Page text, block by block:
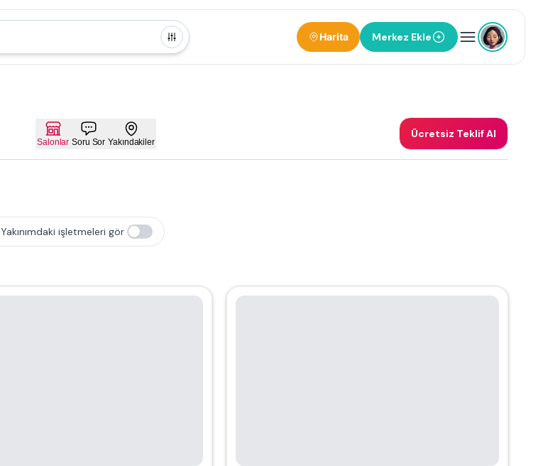
Harita Merkez Ekle
Salonlar Soru Sor Yakındakiler
Ücretsiz Teklif Al
Yakınımdaki işletmeleri gör